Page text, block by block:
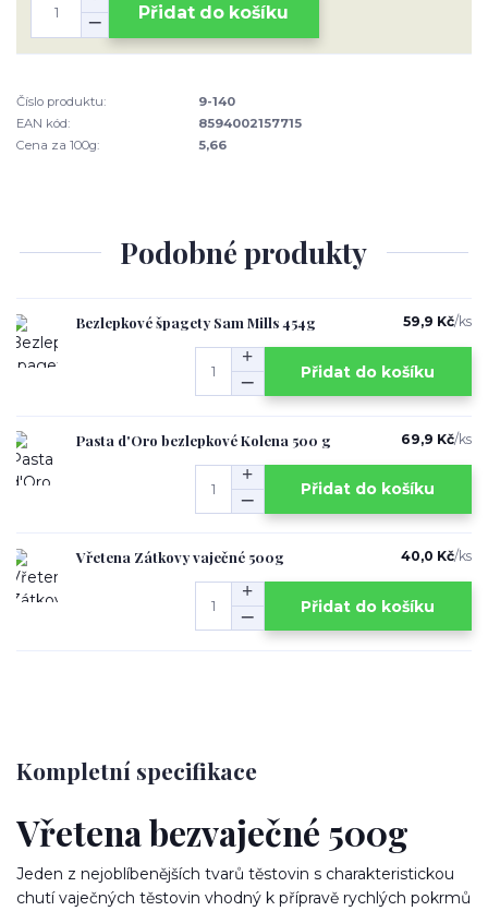
Přidat do košíku
Číslo produktu:
9-140
EAN kód:
8594002157715
Cena za 100g:
5,66
Podobné produkty
Bezlepkové špagety Sam Mills 454g 59,9 Kč/ks
Přidat do košíku
Pasta d'Oro bezlepkové Kolena 500 g 69,9 Kč/ks
Přidat do košíku
Vřetena Zátkovy vaječné 500g 40,0 Kč/ks
Přidat do košíku
Kompletní specifikace
Vřetena bezvaječné 500g
Jeden z nejoblíbenějších tvarů těstovin s charakteristickou
chutí vaječných těstovin vhodný k přípravě rychlých pokrmů